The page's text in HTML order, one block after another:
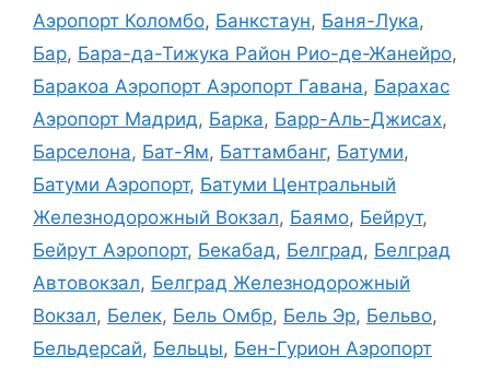
Аэропорт Коломбо, Банкстаун, Баня-Лука,
Бар, Бара-да-Тижука Район Рио-де-Жанейро,
Баракоа Аэропорт Аэропорт Гавана, Барахас
Аэропорт Мадрид, Барка, Барр-Аль-Джисах,
Барселона, Бат-Ям, Баттамбанг, Батуми,
Батуми Аэропорт, Батуми Центральный
Железнодорожный Вокзал, Баямо, Бейрут,
Бейрут Аэропорт, Бекабад, Белград, Белград
Автовокзал, Белград Железнодорожный
Вокзал, Белек, Бель Омбр, Бель Эр, Бельво,
Бельдерсай, Бельцы, Бен-Гурион Аэропорт